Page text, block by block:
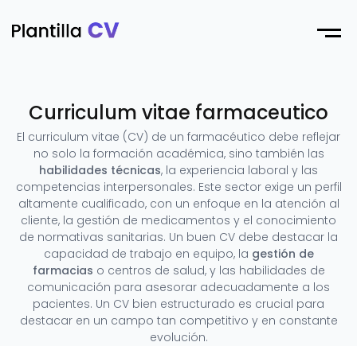
Menu
Curriculum vitae farmaceutico
El curriculum vitae (CV) de un farmacéutico debe reflejar
no solo la formación académica, sino también las
habilidades técnicas, la experiencia laboral y las
competencias interpersonales. Este sector exige un perfil
altamente cualificado, con un enfoque en la atención al
cliente, la gestión de medicamentos y el conocimiento
de normativas sanitarias. Un buen CV debe destacar la
capacidad de trabajo en equipo, la gestión de
farmacias o centros de salud, y las habilidades de
comunicación para asesorar adecuadamente a los
pacientes. Un CV bien estructurado es crucial para
destacar en un campo tan competitivo y en constante
evolución.